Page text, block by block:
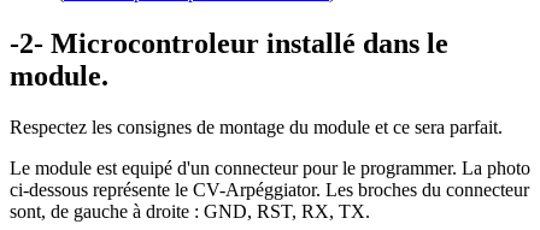
-2- Microcontroleur installé dans le
module.
Respectez les consignes de montage du module et ce sera parfait.
Le module est equipé d'un connecteur pour le programmer. La photo
ci-dessous représente le CV-Arpéggiator. Les broches du connecteur
sont, de gauche à droite : GND, RST, RX, TX.